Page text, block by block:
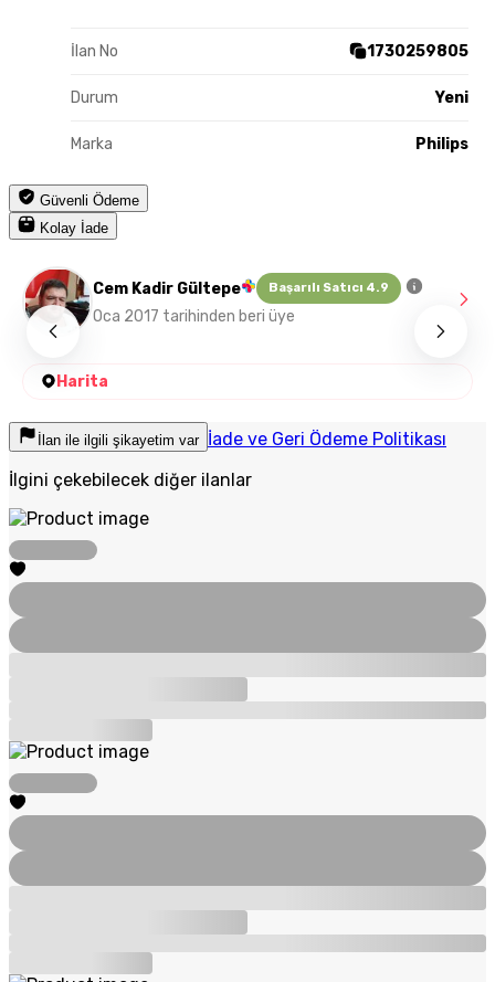
İlan No 1730259805
Durum Yeni
Marka Philips
Güvenli Ödeme
Kolay İade
Cem Kadir Gültepe Başarılı Satıcı 4.9
Oca 2017 tarihinden beri üye
Harita
İlan ile ilgili şikayetim var İade ve Geri Ödeme Politikası
İlgini çekebilecek diğer ilanlar